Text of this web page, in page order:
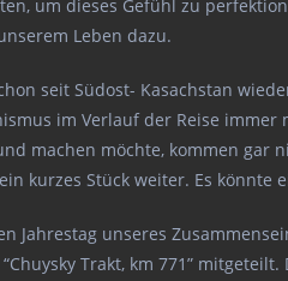
um dieses Gefühl zu
Leben dazu.
seit Südost- Kasachstan
im Verlauf der Reise immer
machen möchte, kommen gar
kurzes Stück weiter. Es
Jahrestag unseres
Trakt, km 771”